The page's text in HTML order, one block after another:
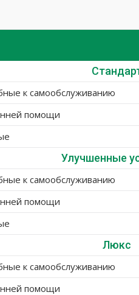
к самообслуживанию
помощи
Улучшенные
к самообслуживанию
помощи
Люкс
к самообслуживанию
помощи